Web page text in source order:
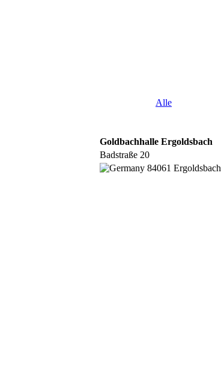
Alle
Goldbachhalle Ergoldsbach
Badstraße 20
84061 Ergoldsbach